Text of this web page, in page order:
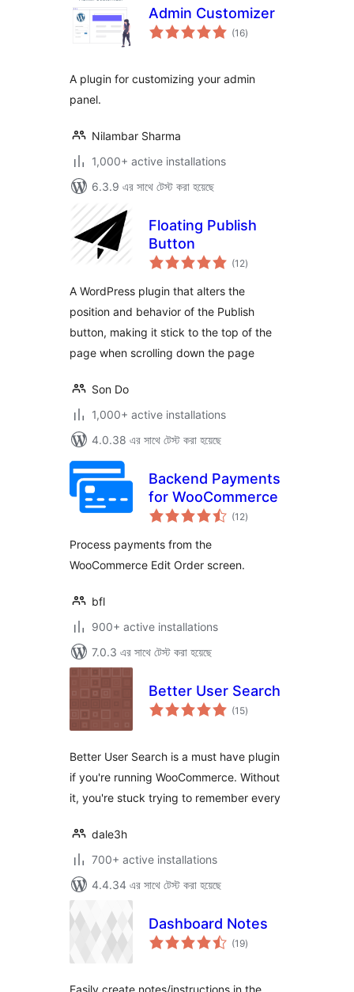
Admin Customizer
(16total
ratings
)
A plugin for customizing your admin
panel.
Nilambar Sharma
1,000+ active installations
6.3.9 এর সাথে টেস্ট করা হয়েছে
Floating Publish
Button
(12total
ratings
)
A WordPress plugin that alters the
position and behavior of the Publish
button, making it stick to the top of the
page when scrolling down the page
Son Do
1,000+ active installations
4.0.38 এর সাথে টেস্ট করা হয়েছে
Backend Payments
for WooCommerce
(12total
ratings
)
Process payments from the
WooCommerce Edit Order screen.
bfl
900+ active installations
7.0.3 এর সাথে টেস্ট করা হয়েছে
Better User Search
(15total
ratings
)
Better User Search is a must have plugin
if you're running WooCommerce. Without
it, you're stuck trying to remember every
dale3h
700+ active installations
4.4.34 এর সাথে টেস্ট করা হয়েছে
Dashboard Notes
(19total
ratings
)
Easily create notes/instructions in the